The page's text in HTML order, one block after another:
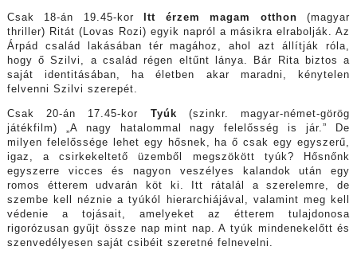
Csak 18-án 19.45-kor Itt érzem magam otthon(magyar
thriller) Ritát (Lovas Rozi) egyik napról a másikra elrabolják. Az
Árpád család lakásában tér magához, ahol azt állítják róla,
hogy ő Szilvi, a család régen eltűnt lánya. Bár Rita biztos a
saját identitásában, ha életben akar maradni, kénytelen
felvenni Szilvi szerepét.
Csak 20-án 17.45-kor Tyúk (szinkr. magyar-német-görög
játékfilm) „A nagy hatalommal nagy felelősség is jár.” De
milyen felelőssége lehet egy hősnek, ha ő csak egy egyszerű,
igaz, a csirkekeltető üzemből megszökött tyúk? Hősnőnk
egyszerre vicces és nagyon veszélyes kalandok után egy
romos étterem udvarán köt ki. Itt rátalál a szerelemre, de
szembe kell néznie a tyúkól hierarchiájával, valamint meg kell
védenie a tojásait, amelyeket az étterem tulajdonosa
rigorózusan gyűjt össze nap mint nap. A tyúk mindenekelőtt és
szenvedélyesen saját csibéit szeretné felnevelni.